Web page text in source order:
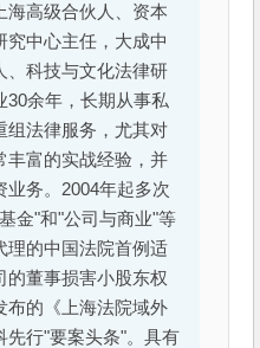
海高级合伙人、资本
究中心主任，大成中
、科技与文化法律研
30余年，长期从事私
组法律服务，尤其对
丰富的实战经验，并
业务。2004年起多次
金"和"公司与商业"等
理的中国法院首例适
的董事损害小股东权
布的《上海法院域外
先行"要案头条"。具有